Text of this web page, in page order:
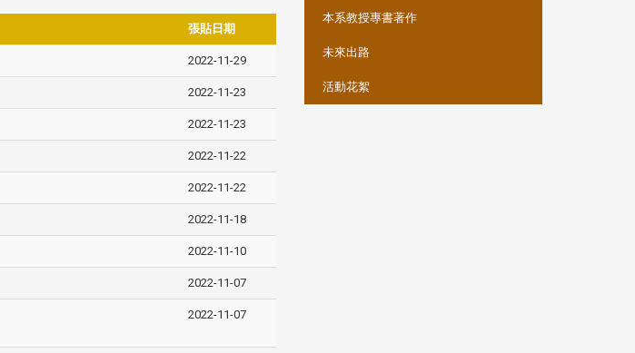
張貼日期
2022-11-29
2022-11-23
2022-11-23
2022-11-22
2022-11-22
2022-11-18
2022-11-10
2022-11-07
2022-11-07
本系教授專書著作
未來出路
活動花絮